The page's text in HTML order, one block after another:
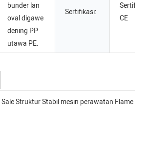
bunder lan
oval digawe
dening PP
utawa PE.
Sertifikasi:
CE